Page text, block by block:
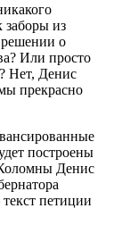
заборы из
решении о
Или просто
Нет, Денис
прекрасно
построены
Денис
петиции